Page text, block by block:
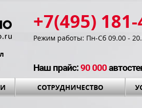
+7(495)
Режим работы: Пн-Сб 09.00 -
Наш прайс:90 000
СОТРУДНИЧЕСТВО